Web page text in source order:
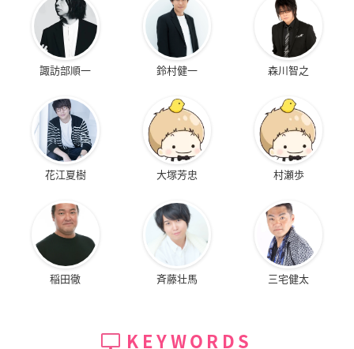
諏訪部順一 鈴村健一 森川智之
花江夏樹 大塚芳忠 村瀬歩
稲田徹 斉藤壮馬 三宅健太
KEYWORDS